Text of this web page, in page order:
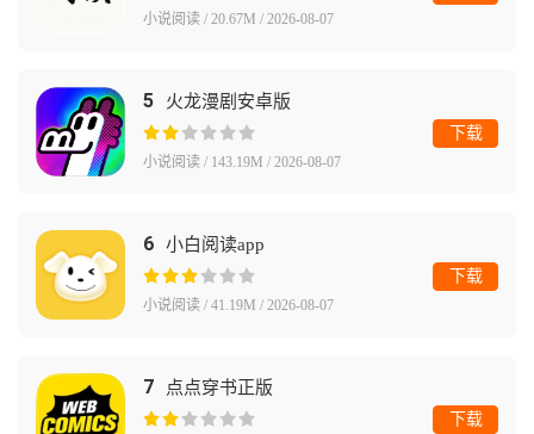
小说阅读 / 20.67M / 2026-08-07
5 火龙漫剧安卓版
小说阅读 / 143.19M / 2026-08-07
下载
6 小白阅读app
小说阅读 / 41.19M / 2026-08-07
下载
7 点点穿书正版
下载